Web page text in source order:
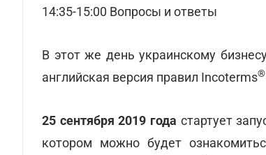
14:35-15:00 Вопросы и ответы
В этот же день украинскому
английская версия правил Incoterms®
25 сентября 2019 года стартует
котором можно будет